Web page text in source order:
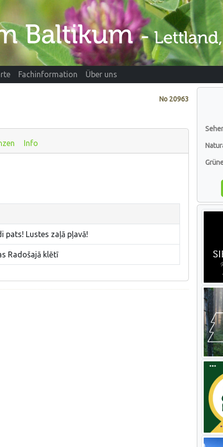
Fachinformation Über uns
No 20963
Info
pats! Lustes zaļā pļavā!
Radošajā klētī